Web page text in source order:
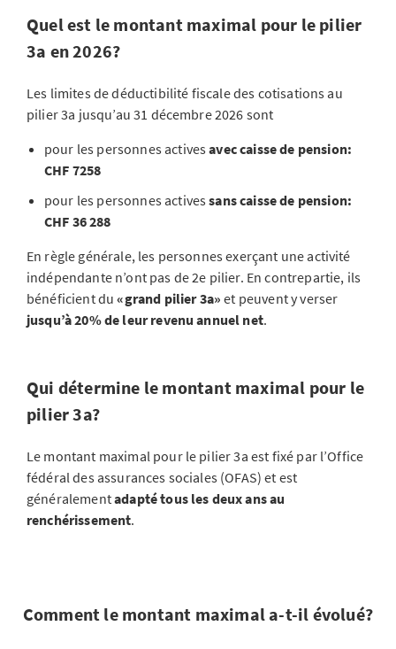
Quel est le montant maximal pour le pilier
3a en 2026?
Les limites de déductibilité fiscale des cotisations au
pilier 3a jusqu’au 31 décembre 2026 sont
pour les personnes activesavec caisse de pension:
CHF 7258
pour les personnes activessans caisse de pension:
CHF 36 288
En règle générale, les personnes exerçant une activité
indépendante n’ont pas de 2e pilier. En contrepartie, ils
bénéficient du«grand pilier 3a»et peuvent y verser
jusqu’à 20% de leur revenu annuel net.
Qui détermine le montant maximal pour le
pilier 3a?
Le montant maximal pour le pilier 3a est fixé par l’Office
fédéral des assurances sociales (OFAS) et est
généralementadapté tous les deux ans au
renchérissement.
Comment le montant maximal a-t-il évolué?